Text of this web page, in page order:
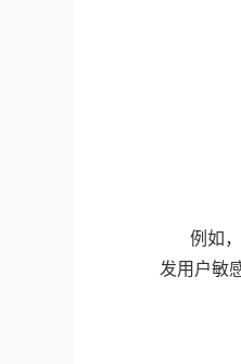
例如
发用户敏